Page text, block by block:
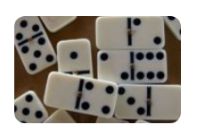
og ak...